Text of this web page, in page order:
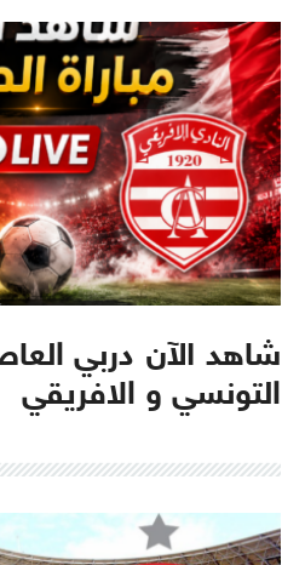
شاهد الآن دربي
التونسي و الافريقي